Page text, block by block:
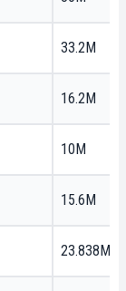
33.2M
16.2M
10M
15.6M
23.838M